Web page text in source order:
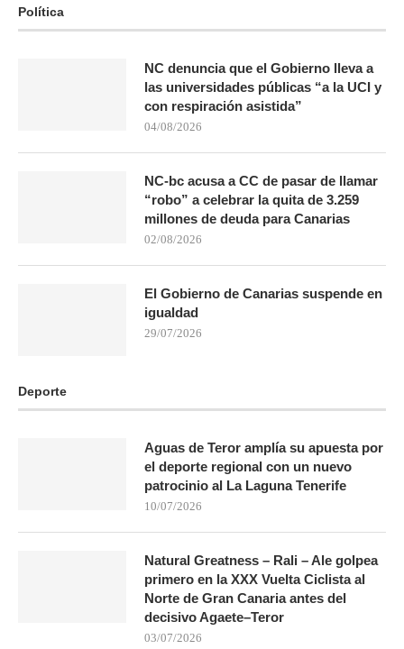
Política
NC denuncia que el Gobierno lleva a
las universidades públicas “a la UCI y
con respiración asistida”
04/08/2026
NC-bc acusa a CC de pasar de llamar
“robo” a celebrar la quita de 3.259
millones de deuda para Canarias
02/08/2026
El Gobierno de Canarias suspende en
igualdad
29/07/2026
Deporte
Aguas de Teror amplía su apuesta por
el deporte regional con un nuevo
patrocinio al La Laguna Tenerife
10/07/2026
Natural Greatness – Rali – Ale golpea
primero en la XXX Vuelta Ciclista al
Norte de Gran Canaria antes del
decisivo Agaete–Teror
03/07/2026